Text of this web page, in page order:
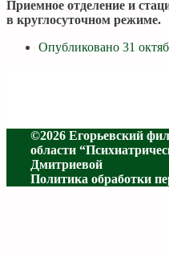
Приемное отделение и
в круглосуточном режиме.
Опубликовано 31
©2026 Егорьевский
области
Дмитриевой
Политика обработки